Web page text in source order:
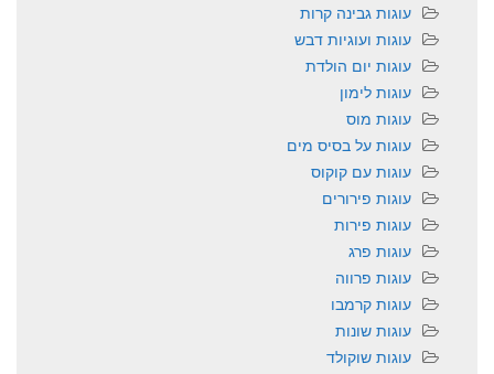
עוגות גבינה קרות
עוגות ועוגיות דבש
עוגות יום הולדת
עוגות לימון
עוגות מוס
עוגות על בסיס מים
עוגות עם קוקוס
עוגות פירורים
עוגות פירות
עוגות פרג
עוגות פרווה
עוגות קרמבו
עוגות שונות
עוגות שוקולד